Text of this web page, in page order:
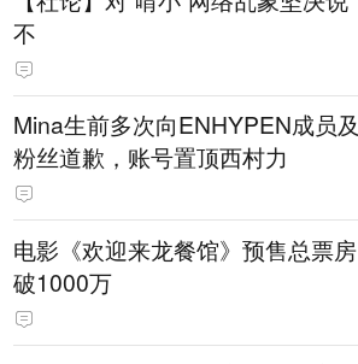
不
Mina生前多次向ENHYPEN成员及
粉丝道歉，账号置顶西村力
电影《欢迎来龙餐馆》预售总票房
破1000万